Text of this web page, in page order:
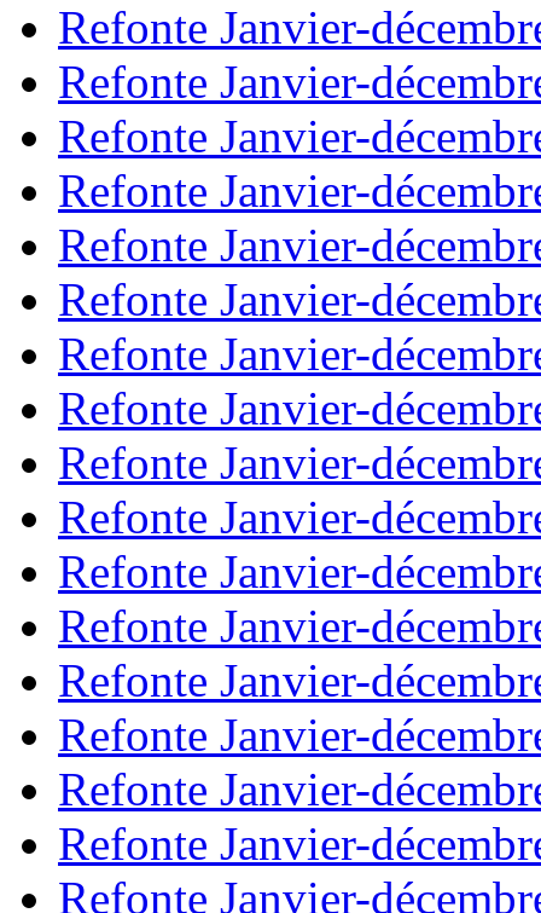
Refonte Janvier-
Refonte Janvier-
Refonte Janvier-
Refonte Janvier-
Refonte Janvier-
Refonte Janvier-
Refonte Janvier-
Refonte Janvier-
Refonte Janvier-
Refonte Janvier-
Refonte Janvier-
Refonte Janvier-
Refonte Janvier-
Refonte Janvier-
Refonte Janvier-
Refonte Janvier-
Refonte Janvier-